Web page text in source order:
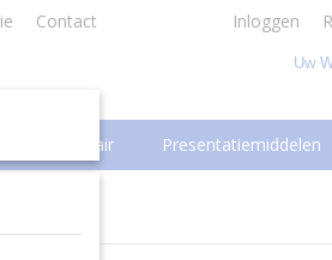
Contact Inloggen
Uw
Facilitair Presentatiemiddelen